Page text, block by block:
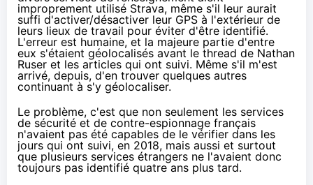
improprement utilisé Strava, même s'il leur aurait
suffi d'activer/désactiver leur GPS à l'extérieur de
leurs lieux de travail pour éviter d'être identifié.
L'erreur est humaine, et la majeure partie d'entre
eux s'étaient géolocalisés avant le thread de Nathan
Ruser et les articles qui ont suivi. Même s'il m'est
arrivé, depuis, d'en trouver quelques autres
continuant à s'y géolocaliser.
Le problème, c'est que non seulement les services
de sécurité et de contre-espionnage français
n'avaient pas été capables de le vérifier dans les
jours qui ont suivi, en 2018, mais aussi et surtout
que plusieurs services étrangers ne l'avaient donc
toujours pas identifié quatre ans plus tard.